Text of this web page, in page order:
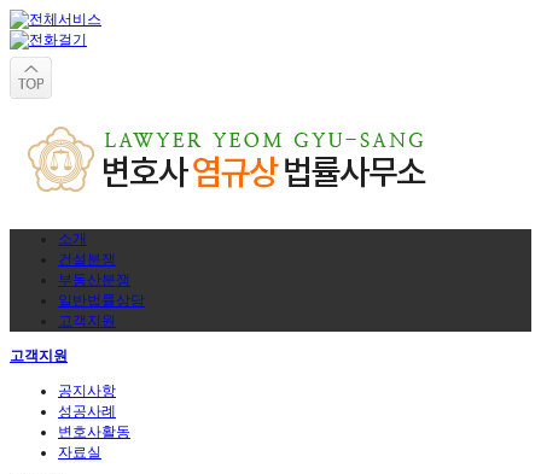
소개
건설분쟁
부동산분쟁
일반법률상담
고객지원
고객지원
공지사항
성공사례
변호사활동
자료실